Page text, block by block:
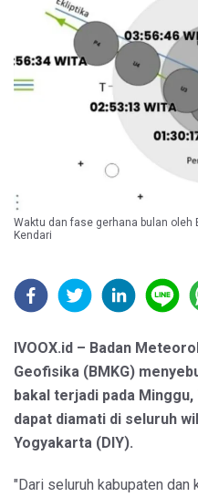
Waktu dan fase gerhana bulan oleh
Kendari
IVOOX.id – Badan
Geofisika (BMKG)
bakal terjadi pada
dapat diamati di seluruh
Yogyakarta (DIY).
"Dari seluruh kabupaten